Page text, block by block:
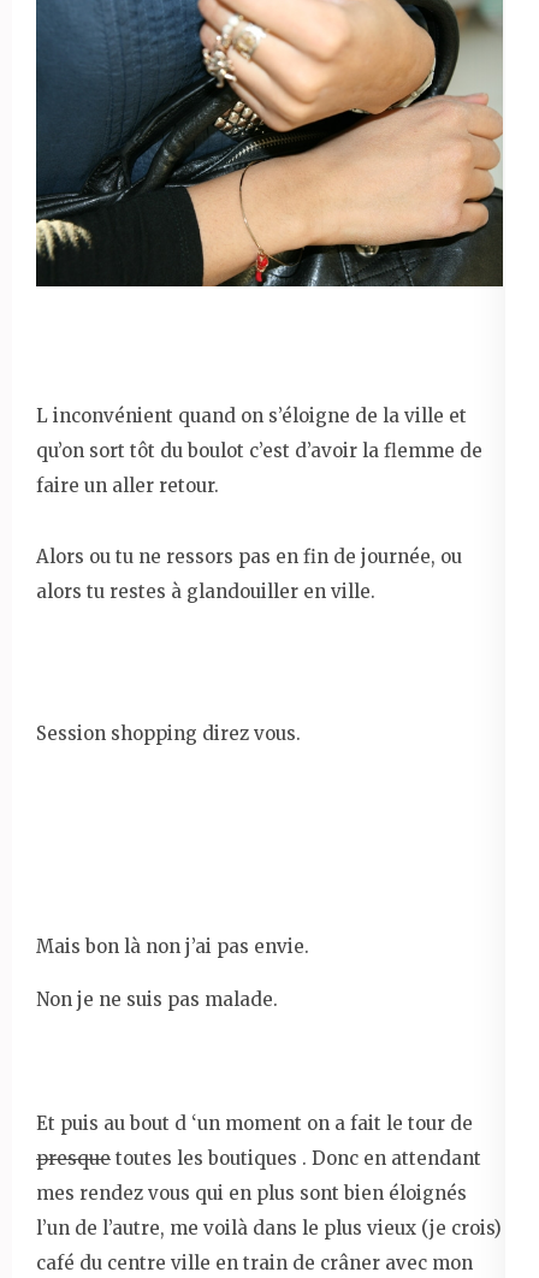
L inconvénient quand on s’éloigne de la ville et
qu’on sort tôt du boulot c’est d’avoir la flemme de
faire un aller retour.
Alors ou tu ne ressors pas en fin de journée, ou
alors tu restes à glandouiller en ville.
Session shopping direz vous.
Mais bon là non j’ai pas envie.
Non je ne suis pas malade.
Et puis au bout d ‘un moment on a fait le tour de
presque toutes les boutiques . Donc en attendant
mes rendez vous qui en plus sont bien éloignés
l’un de l’autre, me voilà dans le plus vieux (je crois)
café du centre ville en train de crâner avec mon